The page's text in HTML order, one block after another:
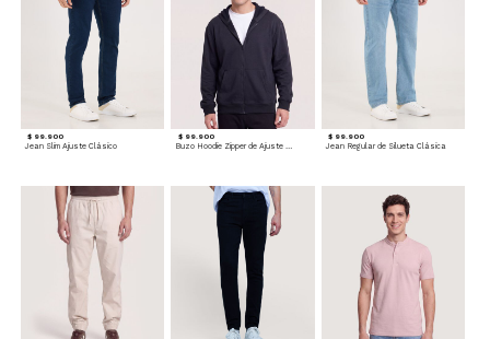
$ 99.900
Jean Slim Ajuste Clásico
$ 99.900
Buzo Hoodie Zipper de Ajuste Cómodo
$ 99.900
Jean Regular de Silueta Clásica